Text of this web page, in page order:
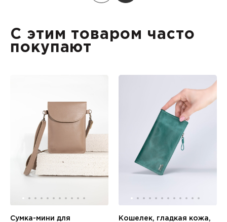
С этим товаром часто
покупают
Сумка-мини для
Кошелек, гладкая кожа,